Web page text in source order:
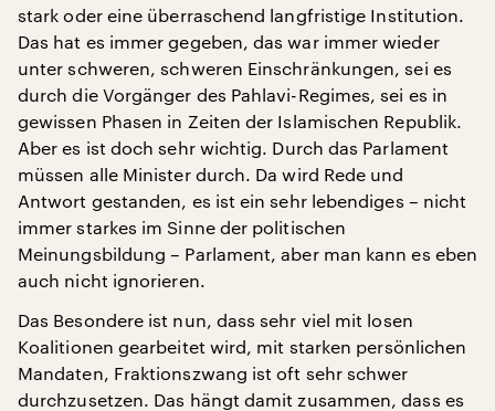
stark oder eine überraschend langfristige Institution.
Das hat es immer gegeben, das war immer wieder
unter schweren, schweren Einschränkungen, sei es
durch die Vorgänger des Pahlavi-Regimes, sei es in
gewissen Phasen in Zeiten der Islamischen Republik.
Aber es ist doch sehr wichtig. Durch das Parlament
müssen alle Minister durch. Da wird Rede und
Antwort gestanden, es ist ein sehr lebendiges – nicht
immer starkes im Sinne der politischen
Meinungsbildung – Parlament, aber man kann es eben
auch nicht ignorieren.
Das Besondere ist nun, dass sehr viel mit losen
Koalitionen gearbeitet wird, mit starken persönlichen
Mandaten, Fraktionszwang ist oft sehr schwer
durchzusetzen. Das hängt damit zusammen, dass es